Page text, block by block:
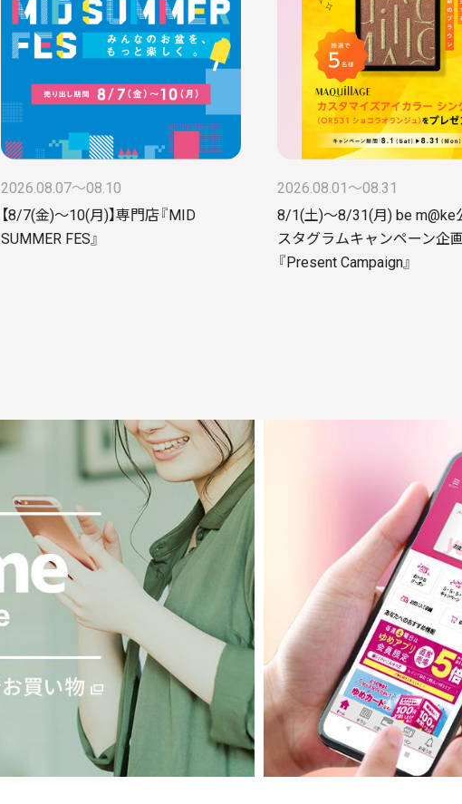
2026.08.07〜08.10
【8/7(金)～10(月)】専門店『MID
SUMMER FES』
2026.08.01〜08.31
8/1(土)～8/31(月) be m@ke
スタグラムキャンペーン企
『Present Campaign』